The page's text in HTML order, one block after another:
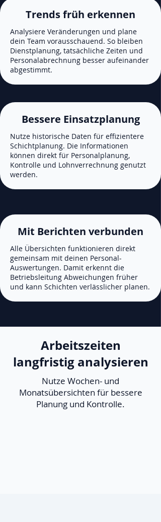
Trends früh erkennen
Analysiere Veränderungen und plane
dein Team vorausschauend. So bleiben
Dienstplanung, tatsächliche Zeiten und
Personalabrechnung besser aufeinander
abgestimmt.
Bessere Einsatzplanung
Nutze historische Daten für effizientere
Schichtplanung. Die Informationen
können direkt für Personalplanung,
Kontrolle und Lohnverrechnung genutzt
werden.
Mit Berichten verbunden
Alle Übersichten funktionieren direkt
gemeinsam mit deinen Personal-
Auswertungen. Damit erkennt die
Betriebsleitung Abweichungen früher
und kann Schichten verlässlicher planen.
Arbeitszeiten
langfristig analysieren
Nutze Wochen- und
Monatsübersichten für bessere
Planung und Kontrolle.